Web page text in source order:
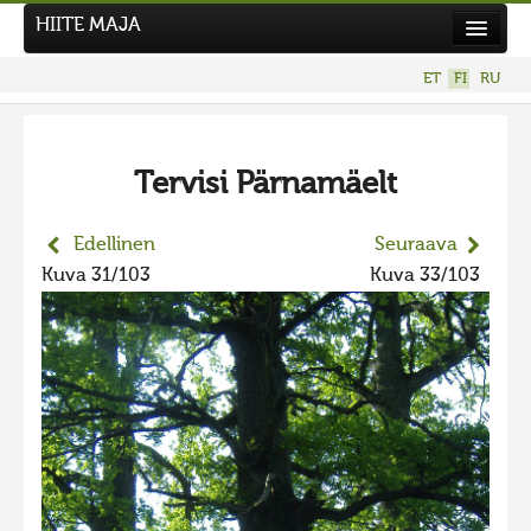
Hiite kuvavõistlus 2026
Hiisien kuvakilpailu 2025
2025 kuvakilpailu lisä
Liikuvad kuvad 2025
Hiisien kuvakilpailu 2024
2024 kuvakilpailu lisä
Liikkuvat kuvat 2024
Hiisien kuvakilpailu 2023
HIITE MAJA
ET FI RU
Tervisi Pärnamäelt
Edellinen
Kuva 31/103
Seuraava
Kuva 33/103